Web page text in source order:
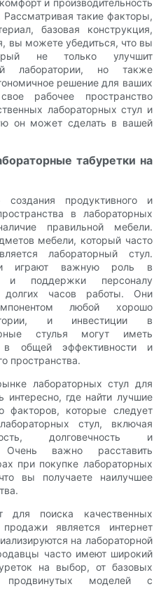
и производительность
Рассматривая такие факторы,
базовая конструкция,
вы можете убедиться, что вы
не только улучшит
лаборатории, но также
решение для ваших
рабочее пространство
лабораторных стул и
он может сделать в вашей
табуретки на
продуктивного и
в лабораторных
правильной мебели.
мебели, который часто
лабораторный стул.
играют важную роль в
и поддержки персоналу
долгих часов работы. Они
любой хорошо
и инвестиции в
стулья могут иметь
в общей эффективности и
пространства.
лабораторных стул для
где найти лучшие
факторов, которые следует
стул, включая
долговечность и
Очень важно расставить
при покупке лабораторных
вы получаете наилучшее
поиска качественных
является интернет
на лабораторной
часто имеют широкий
на выбор, от базовых
моделей с